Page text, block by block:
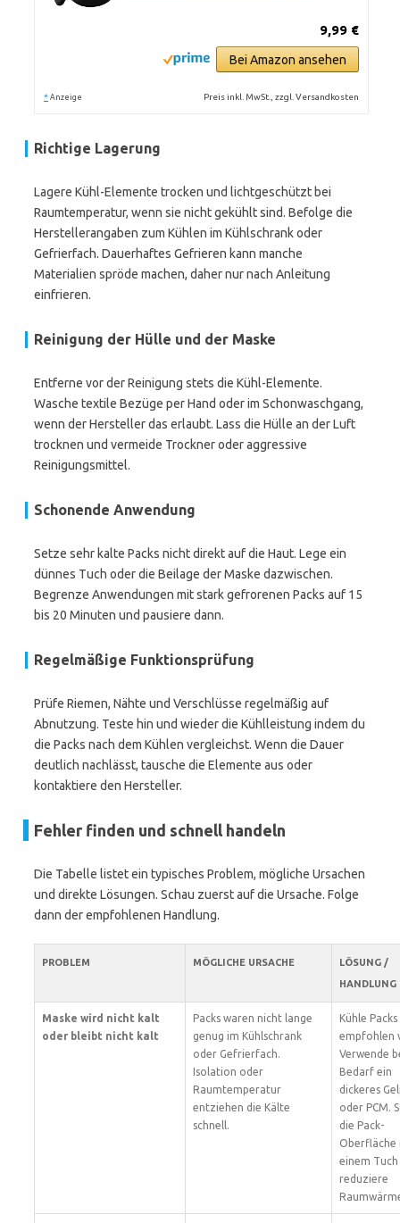
9,99 €
Bei Amazon ansehen
* Anzeige Preis inkl. MwSt., zzgl. Versandkosten
Richtige Lagerung
Lagere Kühl-Elemente trocken und lichtgeschützt bei
Raumtemperatur, wenn sie nicht gekühlt sind. Befolge die
Herstellerangaben zum Kühlen im Kühlschrank oder
Gefrierfach. Dauerhaftes Gefrieren kann manche
Materialien spröde machen, daher nur nach Anleitung
einfrieren.
Reinigung der Hülle und der Maske
Entferne vor der Reinigung stets die Kühl-Elemente.
Wasche textile Bezüge per Hand oder im Schonwaschgang,
wenn der Hersteller das erlaubt. Lass die Hülle an der Luft
trocknen und vermeide Trockner oder aggressive
Reinigungsmittel.
Schonende Anwendung
Setze sehr kalte Packs nicht direkt auf die Haut. Lege ein
dünnes Tuch oder die Beilage der Maske dazwischen.
Begrenze Anwendungen mit stark gefrorenen Packs auf 15
bis 20 Minuten und pausiere dann.
Regelmäßige Funktionsprüfung
Prüfe Riemen, Nähte und Verschlüsse regelmäßig auf
Abnutzung. Teste hin und wieder die Kühlleistung indem du
die Packs nach dem Kühlen vergleichst. Wenn die Dauer
deutlich nachlässt, tausche die Elemente aus oder
kontaktiere den Hersteller.
Fehler finden und schnell handeln
Die Tabelle listet ein typisches Problem, mögliche Ursachen
und direkte Lösungen. Schau zuerst auf die Ursache. Folge
dann der empfohlenen Handlung.
PROBLEM MÖGLICHE URSACHE
LÖSUNG /
HANDLUNG
Maske wird nicht kalt
oder bleibt nicht kalt
Packs waren nicht lange
genug im Kühlschrank
oder Gefrierfach.
Isolation oder
Raumtemperatur
entziehen die Kälte
schnell.
Kühle
empfohlen
Verwende
Bedarf ein
dickeres
oder PCM.
die Pack-
Oberfläche
einem Tuch
reduziere